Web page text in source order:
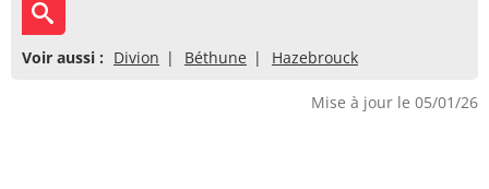
Voir aussi : Divion Béthune Hazebrouck
Mise à jour le 05/01/26